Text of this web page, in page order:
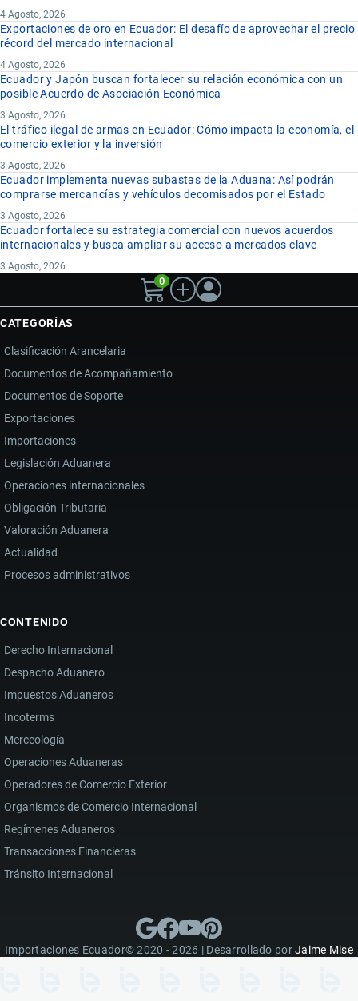
4 Agosto, 2026
Exportaciones de oro en Ecuador: El desafío de aprovechar el precio
récord del mercado internacional
4 Agosto, 2026
Ecuador y Japón buscan fortalecer su relación económica con un
posible Acuerdo de Asociación Económica
3 Agosto, 2026
El tráfico ilegal de armas en Ecuador: Cómo impacta la economía, el
comercio exterior y la inversión
3 Agosto, 2026
Ecuador implementa nuevas subastas de la Aduana: Así podrán
comprarse mercancías y vehículos decomisados por el Estado
3 Agosto, 2026
Ecuador fortalece su estrategia comercial con nuevos acuerdos
internacionales y busca ampliar su acceso a mercados clave
3 Agosto, 2026
0
CATEGORÍAS
Clasificación Arancelaria
Documentos de Acompañamiento
Documentos de Soporte
Exportaciones
Importaciones
Legislación Aduanera
Operaciones internacionales
Obligación Tributaria
Valoración Aduanera
Actualidad
Procesos administrativos
CONTENIDO
Derecho Internacional
Despacho Aduanero
Impuestos Aduaneros
Incoterms
Merceología
Operaciones Aduaneras
Operadores de Comercio Exterior
Organismos de Comercio Internacional
Regímenes Aduaneros
Transacciones Financieras
Tránsito Internacional
Importaciones Ecuador© 2020 - 2026 | Desarrollado porJaime Mise